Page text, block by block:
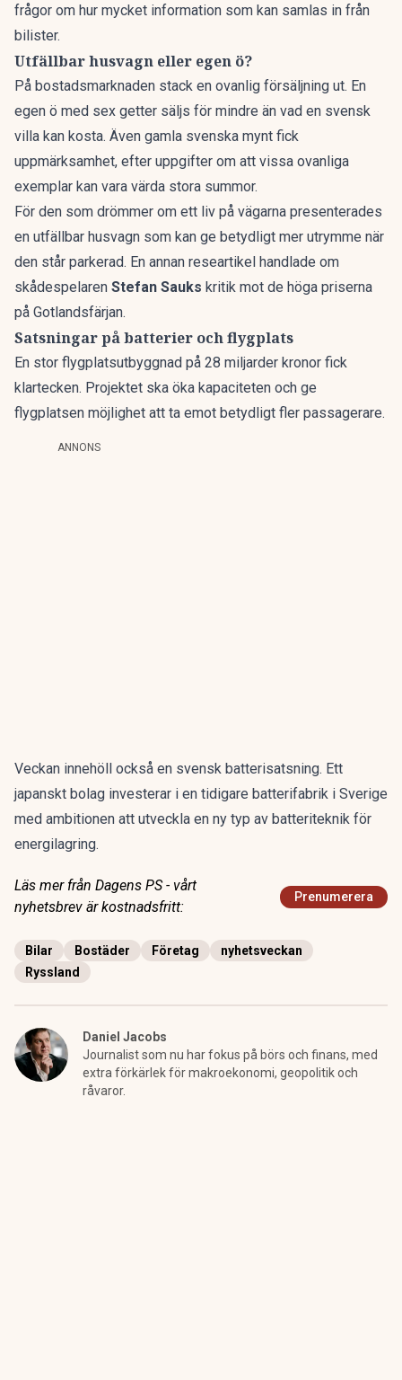
frågor om hur mycket information som kan samlas in från
bilister.
Utfällbar husvagn eller egen ö?
På bostadsmarknaden stack en ovanlig försäljning ut. En
egen ö med sex getter säljs för mindre än vad en svensk
villa kan kosta. Även gamla svenska mynt fick
uppmärksamhet, efter uppgifter om att vissa ovanliga
exemplar kan vara värda stora summor.
För den som drömmer om ett liv på vägarna presenterades
en utfällbar husvagn som kan ge betydligt mer utrymme när
den står parkerad. En annan researtikel handlade om
skådespelaren Stefan Sauks kritik mot de höga priserna
på Gotlandsfärjan.
Satsningar på batterier och flygplats
En stor flygplatsutbyggnad på 28 miljarder kronor fick
klartecken. Projektet ska öka kapaciteten och ge
flygplatsen möjlighet att ta emot betydligt fler passagerare.
ANNONS
Veckan innehöll också en svensk batterisatsning. Ett
japanskt bolag investerar i en tidigare batterifabrik i Sverige
med ambitionen att utveckla en ny typ av batteriteknik för
energilagring.
Läs mer från Dagens PS - vårt
nyhetsbrev är kostnadsfritt:
Prenumerera
Bilar Bostäder Företag
nyhetsveckan
Ryssland
Daniel Jacobs
Journalist som nu har fokus på börs och finans, med
extra förkärlek för makroekonomi, geopolitik och
råvaror.